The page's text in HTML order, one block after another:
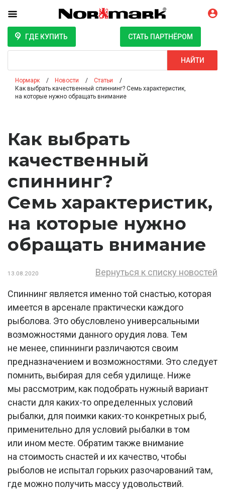
ГДЕ КУПИТЬ СТАТЬ ПАРТНЁРОМ
НАЙТИ
Нормарк Новости
Статьи
Как выбрать качественный спиннинг? Семь характеристик,
на которые нужно обращать внимание
Как выбрать
качественный
спиннинг?
Семь характеристик,
на которые нужно
обращать внимание
13.08.2020 Вернуться к списку новостей
Спиннинг является именно той снастью, которая
имеется в арсенале практически каждого
рыболова. Это обусловлено универсальными
возможностями данного орудия лова. Тем
не менее, спиннинги различаются своим
предназначением и возможностями. Это следует
помнить, выбирая для себя удилище. Ниже
мы рассмотрим, как подобрать нужный вариант
снасти для каких-то определенных условий
рыбалки, для поимки каких-то конкретных рыб,
применительно для условий рыбалки в том
или ином месте. Обратим также внимание
на стоимость снастей и их качество, чтобы
рыболов не испытал горьких разочарований там,
где можно получить массу удовольствий.